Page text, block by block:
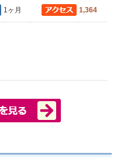
1ヶ月 1,364